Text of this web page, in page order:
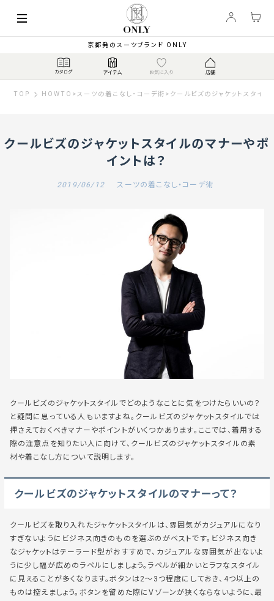
京都発のスーツブランド ONLY
TOP HOWTO >スーツの着こなし・コーデ術 > クールビズのジャケットスタイ
クールビズのジャケットスタイルのマナーやポ
イントは？
2019/06/12 スーツの着こなし・コーデ術
クールビズのジャケットスタイルでどのようなことに気をつけたらいいの？
と疑問に思っている人もいますよね。クールビズのジャケットスタイルでは
押さえておくべきマナーやポイントがいくつかあります。ここでは、着用する
際の注意点を知りたい人に向けて、クールビズのジャケットスタイルの素
材や着こなし方について説明します。
クールビズのジャケットスタイルのマナーって？
クールビズを取り入れたジャケットスタイルは、雰囲気がカジュアルになり
すぎないようにビジネス向きのものを選ぶのがベストです。ビジネス向き
なジャケットはテーラード型がおすすめで、カジュアルな雰囲気が出ないよ
うに少し幅が広めのラペルにしましょう。ラペルが細かいとラフなスタイル
に見えることが多くなります。ボタンは2～3つ程度にしておき、4つ以上の
ものは控えましょう。ボタンを留めた際にVゾーンが狭くならないように、最